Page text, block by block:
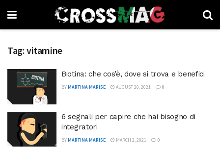
Tag:vitamine
Biotina: che cos’è, dove si trova e benefici
BYMARTINA MARISE AUGUST 20, 2021 0
6 segnali per capire che hai bisogno di
integratori
BYMARTINA MARISE MARCH 2, 2021 0